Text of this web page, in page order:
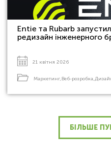
Entie та Rubarb
редизайн інженерного
21 квітня 2026
Маркетинг,Веб-розробка,
БІЛЬШЕ